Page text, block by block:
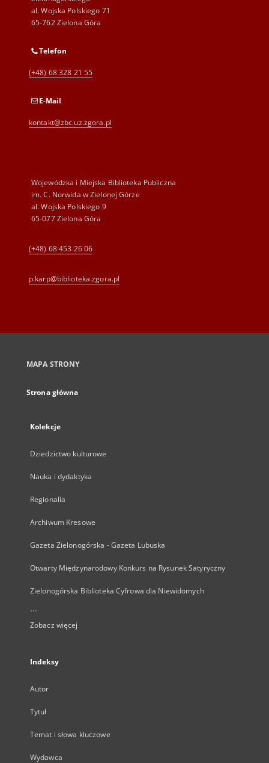
al. Wojska Polskiego 71
65-762 Zielona Góra
Telefon
(+48) 68 328 21 55
E-Mail
kontakt@zbc.uz.zgora.pl
Wojewódzka i Miejska Biblioteka Publiczna
im. C. Norwida w Zielonej Górze
al. Wojska Polskiego 9
65-077 Zielona Góra
(+48) 68 453 26 06
p.karp@biblioteka.zgora.pl
MAPA STRONY
Strona główna
Kolekcje
Dziedzictwo kulturowe
Nauka i dydaktyka
Regionalia
Archiwum Kresowe
Gazeta Zielonogórska - Gazeta Lubuska
Otwarty Międzynarodowy Konkurs na Rysunek Satyryczny
Zielonogórska Biblioteka Cyfrowa dla Niewidomych
...
Zobacz więcej
Indeksy
Autor
Tytuł
Temat i słowa kluczowe
Wydawca